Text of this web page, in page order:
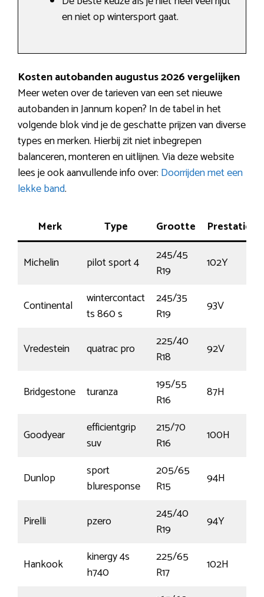
en niet op wintersport gaat.
Kosten autobanden augustus 2026 vergelijken
Meer weten over de tarieven van een set nieuwe
autobanden in Jannum kopen? In de tabel in het
volgende blok vind je de geschatte prijzen van diverse
types en merken. Hierbij zit niet inbegrepen
balanceren, monteren en uitlijnen. Via deze website
lees je ook aanvullende info over: Doorrijden met een
lekke band.
Merk Type Grootte Prestatie
Michelin pilot sport 4
245/45
R19
102Y
Continental
wintercontact
ts 860 s
245/35
R19
93V
Vredestein quatrac pro
225/40
R18
92V
Bridgestone turanza
195/55
R16
87H
Goodyear
efficientgrip
suv
215/70
R16
100H
Dunlop
sport
bluresponse
205/65
R15
94H
Pirelli pzero
245/40
R19
94Y
Hankook
kinergy 4s
h740
225/65
R17
102H